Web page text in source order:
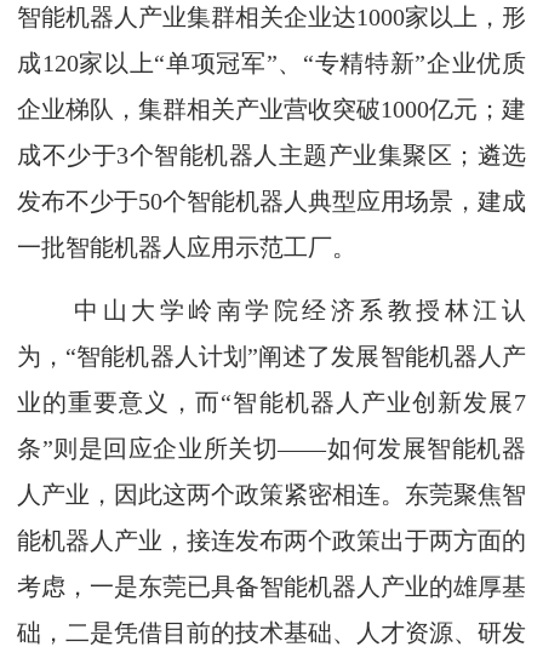
智能机器人产业集群相关企业达1000家以上，形
成120家以上“单项冠军”、“专精特新”企业优质
企业梯队，集群相关产业营收突破1000亿元；建
成不少于3个智能机器人主题产业集聚区；遴选
发布不少于50个智能机器人典型应用场景，建成
一批智能机器人应用示范工厂。
中山大学岭南学院经济系教授林江认
为，“智能机器人计划”阐述了发展智能机器人产
业的重要意义，而“智能机器人产业创新发展7
条”则是回应企业所关切——如何发展智能机器
人产业，因此这两个政策紧密相连。东莞聚焦智
能机器人产业，接连发布两个政策出于两方面的
考虑，一是东莞已具备智能机器人产业的雄厚基
础，二是凭借目前的技术基础、人才资源、研发